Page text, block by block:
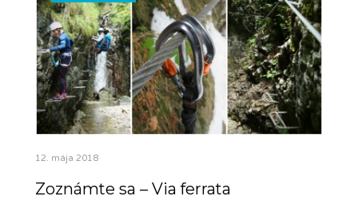
12. mája 2018
Zoznámte sa – Via ferrata